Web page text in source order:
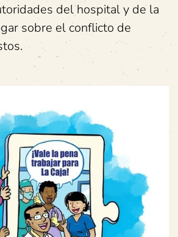
del hospital y de la
sobre el conflicto de